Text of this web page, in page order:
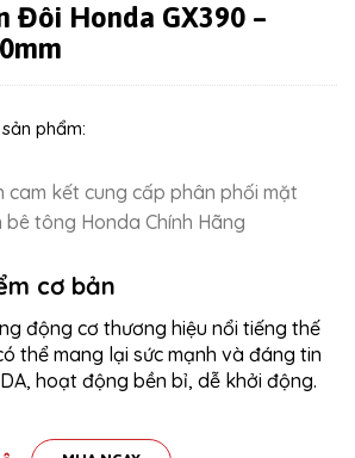
Đôi Honda GX390 –
phẩm:
cam kết cung cấp phân phối mặt
tông Honda Chính Hãng
cơ bản
động cơ thương hiệu nổi tiếng thế
thể mang lại sức mạnh và đáng tin
hoạt động bền bỉ, dễ khởi động.